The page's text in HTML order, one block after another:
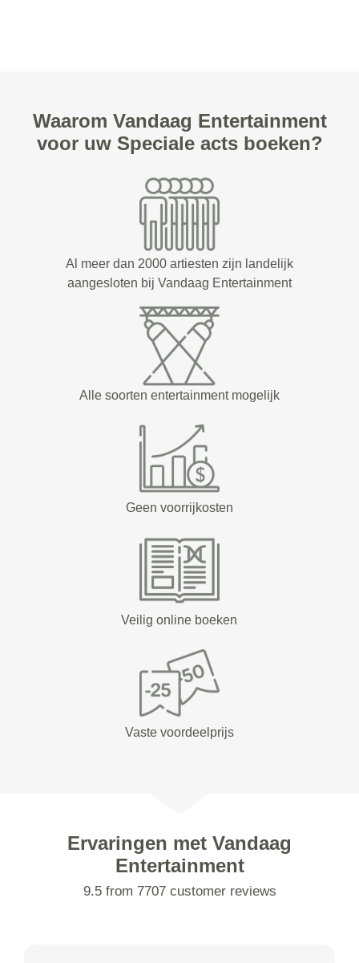
Waarom Vandaag Entertainment
voor uw Speciale acts boeken?
Al meer dan 2000 artiesten zijn landelijk
aangesloten bij Vandaag Entertainment
Alle soorten entertainment mogelijk
Geen voorrijkosten
Veilig online boeken
Vaste voordeelprijs
Ervaringen met Vandaag
Entertainment
9.5 from 7707 customer reviews